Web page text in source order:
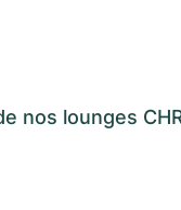
nos lounges